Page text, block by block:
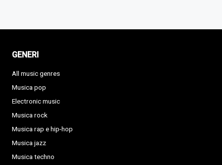
GENERI
All music genres
Musica pop
Electronic music
Musica rock
Musica rap e hip-hop
Musica jazz
Musica techno